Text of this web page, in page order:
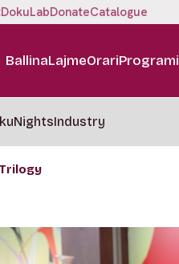
DokuLabDonateCatalogue
BallinaLajmeOrariProgrami
Industry